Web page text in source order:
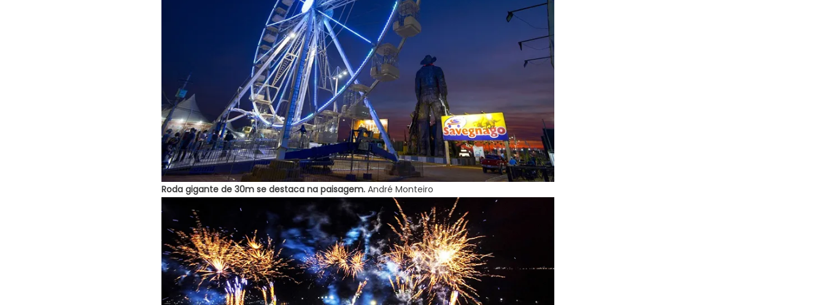
Roda gigante de 30m se destaca na paisagem. André Monteiro